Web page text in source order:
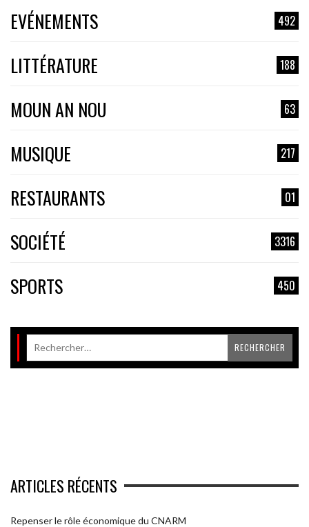
EVÉNEMENTS 492
LITTÉRATURE 188
MOUN AN NOU 63
MUSIQUE 217
RESTAURANTS 01
SOCIÉTÉ 3316
SPORTS 450
ARTICLES RÉCENTS
Repenser le rôle économique du CNARM